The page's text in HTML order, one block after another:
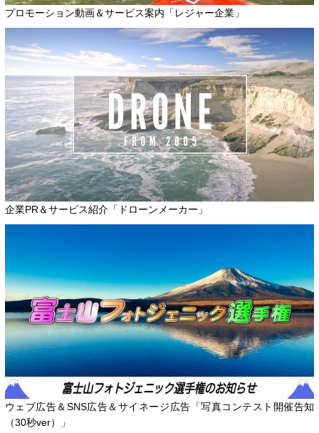
プロモーション動画＆サービス案内「レジャー企業」
企業PR＆サービス紹介「ドローンメーカー」
ウェブ広告＆SNS広告＆サイネージ広告「写真コンテスト開催告知
（30秒ver）」